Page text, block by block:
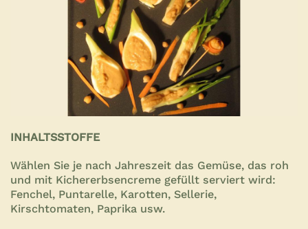
INHALTSSTOFFE
Wählen Sie je nach Jahreszeit das Gemüse, das roh
und mit Kichererbsencreme gefüllt serviert wird:
Fenchel, Puntarelle, Karotten, Sellerie,
Kirschtomaten, Paprika usw.